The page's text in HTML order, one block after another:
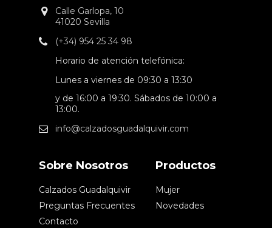
Calle Garlopa, 10
41020 Sevilla
(+34) 954 25 34 98
Horario de atención telefónica:
Lunes a viernes de 09:30 a 13:30
y de 16:00 a 19:30. Sábados de 10:00 a
13:00.
info@calzadosguadalquivir.com
Sobre Nosotros
Calzados Guadalquivir
Preguntas Frecuentes
Contacto
Productos
Mujer
Novedades